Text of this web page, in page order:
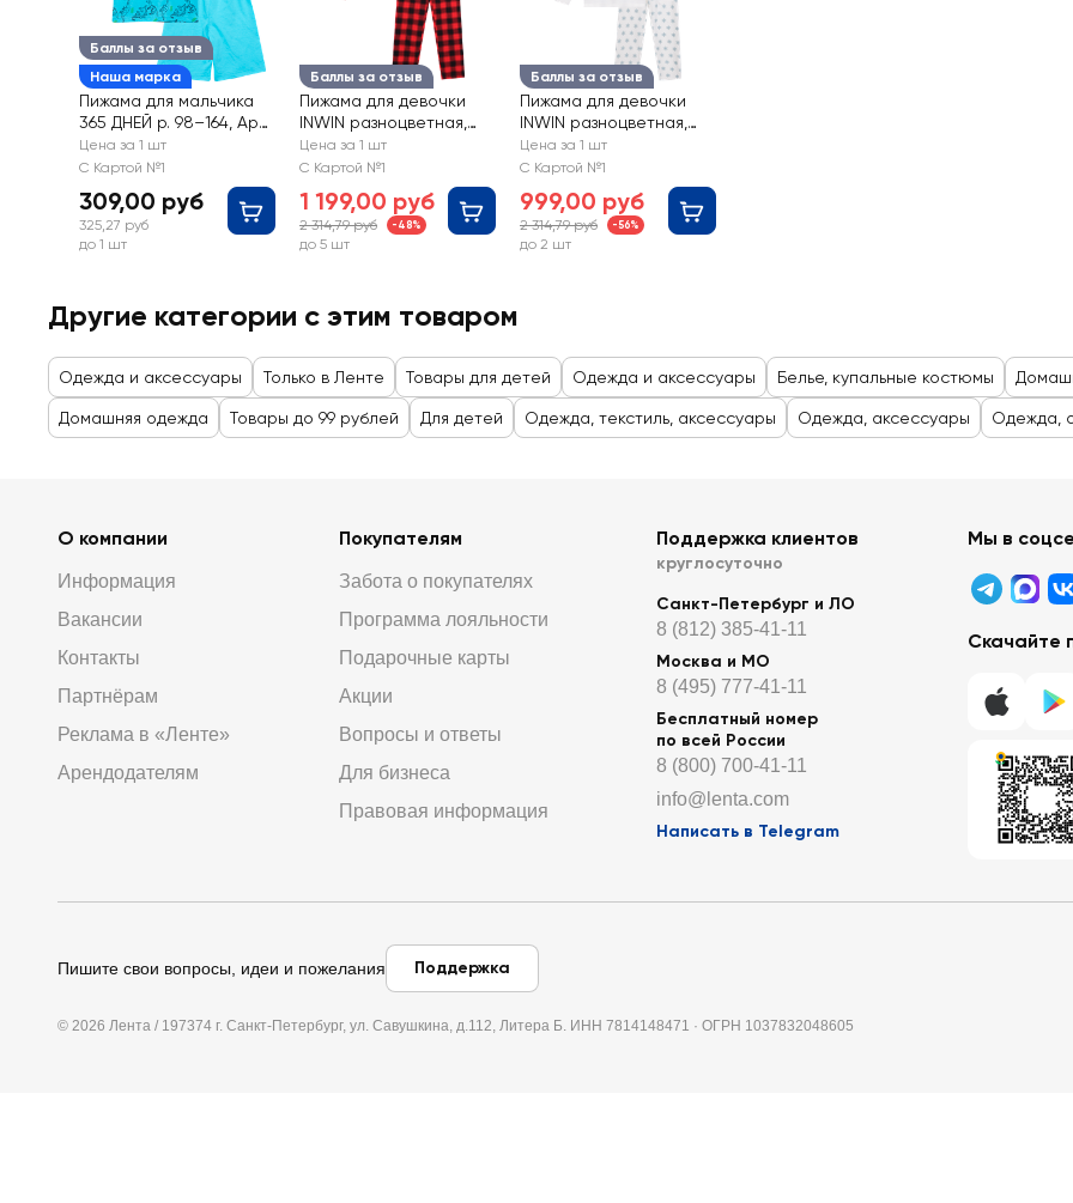
Баллы за отзыв
Наша марка
Пижама для мальчика
365 ДНЕЙ р. 98–164, Арт.
7290/7291
Цена за 1 шт
С Картой №1
309,00 руб
325,27 руб
до 1 шт
Баллы за отзыв
Пижама для девочки
INWIN разноцветная,
Арт. NY26105-01
Цена за 1 шт
С Картой №1
1 199,00 руб
2 314,79 руб -48%
до 5 шт
Баллы за отзыв
Пижама для девочки
INWIN разноцветная,
Арт. NY26105-02
Цена за 1 шт
С Картой №1
999,00 руб
2 314,79 руб -56%
до 2 шт
Другие категории с этим товаром
Одежда и аксессуары Только в Ленте Товары для детей Одежда и аксессуары Белье, купальные костюмы
Домашняя одежда Товары до 99 рублей Для детей Одежда, текстиль, аксессуары Одежда, аксессуары Одежда,
О компании
Информация
Вакансии
Контакты
Партнёрам
Реклама в «Ленте»
Арендодателям
Покупателям
Забота о покупателях
Программа лояльности
Подарочные карты
Акции
Вопросы и ответы
Для бизнеса
Правовая информация
Поддержка клиентов
круглосуточно
Санкт-Петербург и ЛО
8 (812) 385-41-11
Москва и МО
8 (495) 777-41-11
Бесплатный номер
по всей России
8 (800) 700-41-11
info@lenta.com
Написать в Telegram
Мы в
Скачайте
Пишите свои вопросы, идеи и пожелания Поддержка
© 2026 Лента / 197374 г. Санкт-Петербург, ул. Савушкина, д.112, Литера Б. ИНН 7814148471 · ОГРН 1037832048605